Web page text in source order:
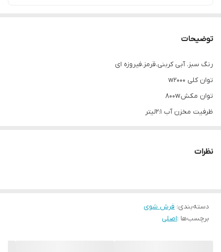
توضیحات
رنگ سبز. آبی کربنی.قرمز.فیروزه ای
توان کلی w2000
توان مکش800w
ظرفیت مخزن آب 2:1لیتر
عملکرد تمیز کردن شستن و جاروکردن
دارای دوبرس چرخشی برای قالی شور وجارو کشیدن
دارای دوعدد رول برای سرامیکشور پارکت
نظرات
دسته‌بندی: فرش شوی
برچسب‌ها :اصلی